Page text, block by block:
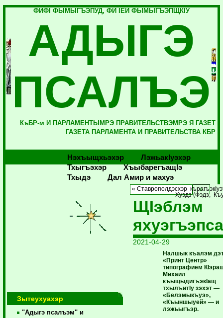
ФИФI ФЫМЫГЪЭПУД, ФИ IЕЙ ФЫМЫГЪЭПЩКIУ
АДЫГЭ
ПСАЛЪЭ
КъБР-м И ПАРЛАМЕНТЫМРЭ ПРАВИТЕЛЬСТВЭМРЭ Я ГАЗЕТ
ГАЗЕТА ПАРЛАМЕНТА И ПРАВИТЕЛЬСТВА КБР
Нэхъыщхьэхэр
Лэжьакlуэхэр
Тхыгъэхэр
Хъыбарегъащlэ
Тхыдэ
Дал Амир и махуэ
Зытеухуахэр
"Адыгэ псалъэм" и
« Ставрополдэсхэр
Хуэдз (Фэдз,
ЩIэблэм
2021-04-29
Налшык къалэм
«Принт Центр»
типографием
Михаил
къыщыдигъэкIащ
тхылъитIу зэхэт —
«Белэмыкъуэ»,
«Къыншыуей» — и
лэжьыгъэр.